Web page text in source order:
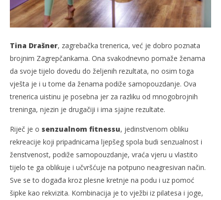
17.08.2021.
slatina.net
Tina Drašner, zagrebačka trenerica, već je dobro poznata
brojnim Zagrepčankama. Ona svakodnevno pomaže ženama
da svoje tijelo dovedu do željenih rezultata, no osim toga
vješta je i u tome da ženama podiže samopouzdanje. Ova
trenerica uistinu je posebna jer za razliku od mnogobrojnih
treninga, njezin je drugačiji i ima sjajne rezultate.
Riječ je o senzualnom fitnessu, jedinstvenom obliku
rekreacije koji pripadnicama ljepšeg spola budi senzualnost i
ženstvenost, podiže samopouzdanje, vraća vjeru u vlastito
tijelo te ga oblikuje i učvršćuje na potpuno neagresivan način.
Sve se to događa kroz plesne kretnje na podu i uz pomoć
šipke kao rekvizita. Kombinacija je to vježbi iz pilatesa i joge,